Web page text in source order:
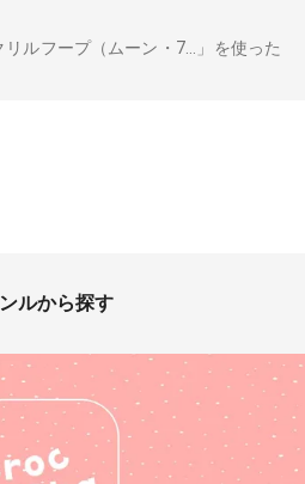
リルフープ（ムーン・7...」を使った
ルから探す